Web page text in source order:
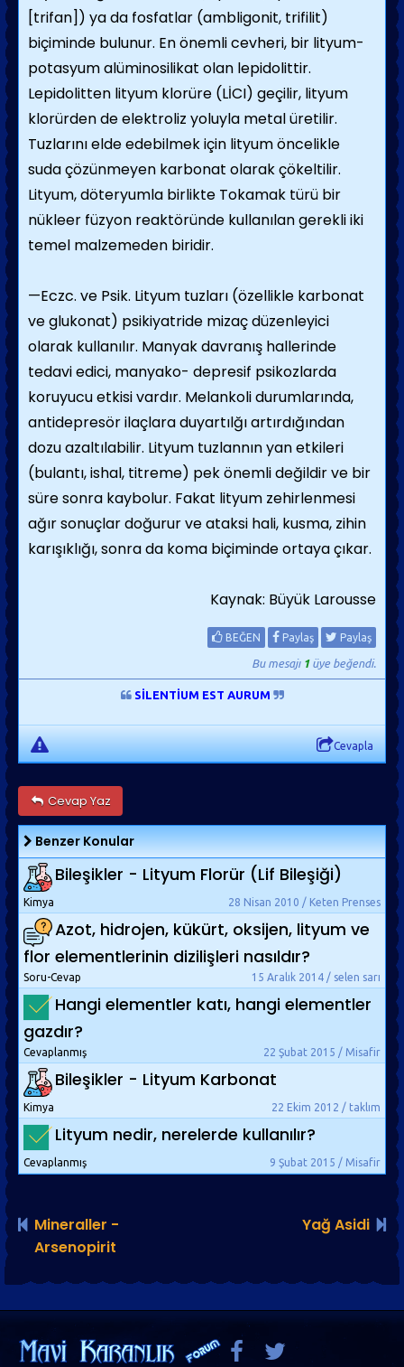
[trifan]) ya da fosfatlar (ambligonit, trifilit)
biçiminde bulunur. En önemli cevheri, bir lityum-
potasyum alüminosilikat olan lepidolittir.
Lepidolitten lityum klorüre (LİCI) geçilir, lityum
klorürden de elektroliz yoluyla metal üretilir.
Tuzlarını elde edebilmek için lityum öncelikle
suda çözünmeyen karbonat olarak çökeltilir.
Lityum, döteryumla birlikte Tokamak türü bir
nükleer füzyon reaktöründe kullanılan gerekli iki
temel malzemeden biridir.
—Eczc. ve Psik. Lityum tuzları (özellikle karbonat
ve glukonat) psikiyatride mizaç düzenleyici
olarak kullanılır. Manyak davranış hallerinde
tedavi edici, manyako- depresif psikozlarda
koruyucu etkisi vardır. Melankoli durumlarında,
antidepresör ilaçlara duyartılğı artırdığından
dozu azaltılabilir. Lityum tuzlannın yan etkileri
(bulantı, ishal, titreme) pek önemli değildir ve bir
süre sonra kaybolur. Fakat lityum zehirlenmesi
ağır sonuçlar doğurur ve ataksi hali, kusma, zihin
karışıklığı, sonra da koma biçiminde ortaya çıkar.
Kaynak: Büyük Larousse
BEĞEN Paylaş Paylaş
Bu mesajı 1üye beğendi.
SİLENTİUM EST AURUM
Cevapla
Cevap Yaz
Benzer Konular
Bileşikler - Lityum Florür (Lif Bileşiği)
28 Nisan 2010 / Keten Prenses
Kimya
Azot, hidrojen, kükürt, oksijen, lityum ve
flor elementlerinin dizilişleri nasıldır?
15 Aralık 2014 / selen sarı
Soru-Cevap
Hangi elementler katı, hangi elementler
gazdır?
22 Şubat 2015 / Misafir
Cevaplanmış
Bileşikler - Lityum Karbonat
22 Ekim 2012 / taklım
Kimya
Lityum nedir, nerelerde kullanılır?
9 Şubat 2015 / Misafir
Cevaplanmış
Mineraller -
Arsenopirit
Yağ Asidi